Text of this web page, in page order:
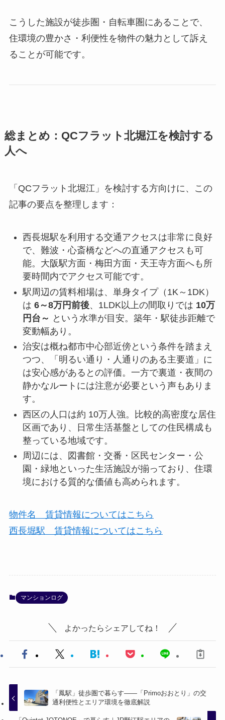
こうした施設が徒歩圏・自転車圏にあることで、
住環境の豊かさ・利便性を物件の魅力として訴え
ることが可能です。
総まとめ：QCフラット北堀江を検討する
人へ
「QCフラット北堀江」を検討する方向けに、この
記事の要点を整理します：
西長堀駅を利用する交通アクセスは非常に良好
で、難波・心斎橋などへの直通アクセスも可
能。大阪駅方面・梅田方面・天王寺方面へも所
要時間内でアクセス可能です。
駅周辺の賃料相場は、単身タイプ（1K～1DK）
は 6～8万円前後、1LDK以上の間取りでは 10万
円台～ という水準が目安。築年・駅徒歩距離で
変動幅あり。
治安は概ね都市中心部近傍という条件を踏まえ
つつ、「明るい通り・人通りのある主要道」に
は安心感があるとの評価。一方で裏道・夜間の
静かなルートには注意が必要という声もありま
す。
西区の人口は約 10万人強。比較的高密度な居住
区画であり、日常生活基盤としての住民構成も
整っている地域です。
周辺には、図書館・交番・区民センター・公
園・緑地といった生活施設が揃っており、住環
境における質的な価値も高められます。
物件名 賃貸情報についてはこちら
西長堀駅 賃貸情報についてはこちら
マンションログ
よかったらシェアしてね！
「鳳駅」徒歩圏で暮らす――「Primoおおとり」の交
通利便性とエリア環境を徹底解説